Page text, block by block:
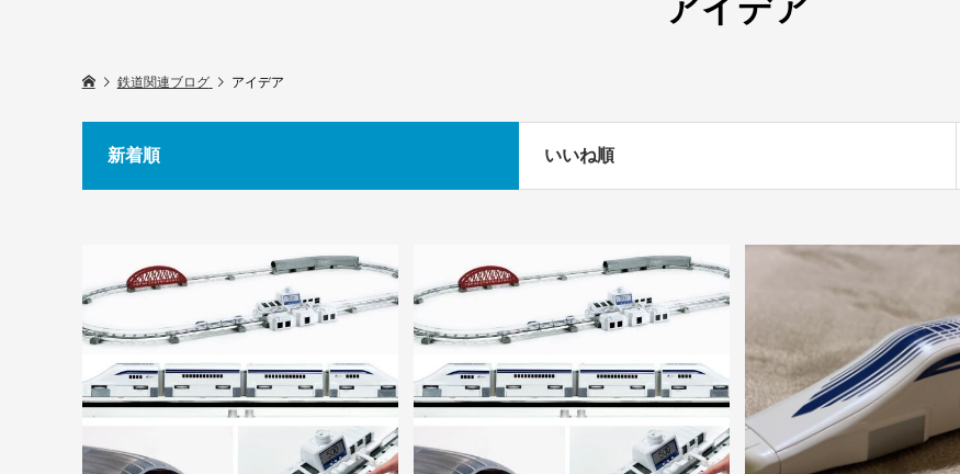
鉄道関連ブログ アイデア
新着順 いいね順